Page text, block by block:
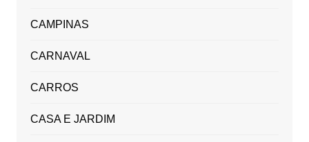
CAMPINAS
CARNAVAL
CARROS
CASA E JARDIM